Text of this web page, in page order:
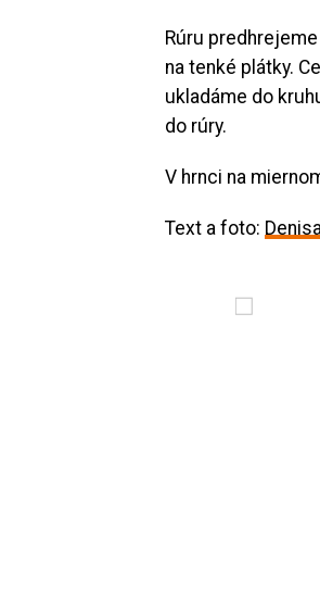
Rúru
na tenké plátky.
ukladáme do
do rúry.
V hrnci na
Text a foto: